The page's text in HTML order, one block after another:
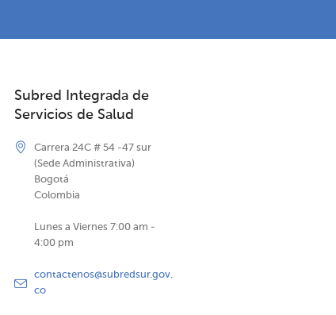
Subred Integrada de
Servicios de Salud
Carrera 24C # 54 -47 sur
(Sede Administrativa)
Bogotá
Colombia
Lunes a Viernes 7:00 am -
4:00 pm
contactenos@subredsur.gov.
co